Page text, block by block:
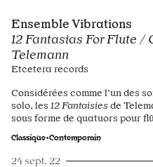
Ensemble Vibrations
12 Fantasias For Flute /
Telemann
Etcetera records
Considérées comme l’un des
solo, les 12 Fantaisiesde
sous forme de quatuors pour
Classique•Contemporain
24 sept. 22